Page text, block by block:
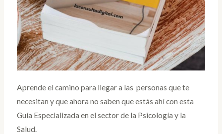
Aprende el camino para llegar a las personas que te
necesitan y que ahora no saben que estás ahí con esta
Guía Especializada en el sector de la Psicología y la
Salud.